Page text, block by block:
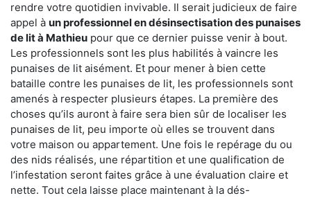
rendre votre quotidien invivable. Il serait judicieux de faire
appel à un professionnel en désinsectisation des punaises
de lit à Mathieu pour que ce dernier puisse venir à bout.
Les professionnels sont les plus habilités à vaincre les
punaises de lit aisément. Et pour mener à bien cette
bataille contre les punaises de lit, les professionnels sont
amenés à respecter plusieurs étapes. La première des
choses qu’ils auront à faire sera bien sûr de localiser les
punaises de lit, peu importe où elles se trouvent dans
votre maison ou appartement. Une fois le repérage du ou
des nids réalisés, une répartition et une qualification de
l’infestation seront faites grâce à une évaluation claire et
nette. Tout cela laisse place maintenant à la dés-